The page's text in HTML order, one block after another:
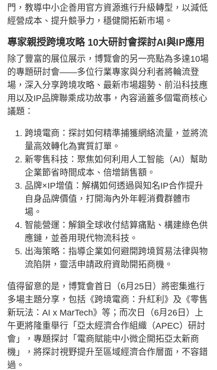
門，教導中小企善用官方資源進行升級轉型，以減低
經營成本、提升競爭力，穩健開拓新市場。
專家親授跨境攻略 10大研討會探討AI與IP應用
除了豐富的展位展示，博覽會的另一亮點為多達10場
的專題研討會——多位行業專家與分利者將輪流登
場，深入分享跨境攻略、最新市場趨勢、前沿科技應
用以及IP品牌聯乘成功故事，內容涵蓋多個電商核心
議題：
跨境電商：探討如何精準捕獲網絡流量，並將流
量高效轉化為實質訂單。
新零售科技：聚焦如何利用人工智能（AI）幫助
企業節省時間成本、倍增銷售額。
品牌×IP增值：解構如何透過與知名IP合作提升
自身品牌價值，打開海內外年輕消費群體市
場。
智能營運：解鎖全球收付結算痛點、構建綠色供
應鏈，並善用現代物流科技。
出海策略：指導企業如何避開跨境貿易法律與物
流陷阱，靈活申請政府資助開拓商機。
值得留意的是，博覽會首日（6月25日）將密集進行
多場主題分享，包括《跨境電商：升紅利》及《零售
新玩法：AI x MarTech》等；而次日（6月26日）上
午更將隆重舉行「亞太經濟合作組織（APEC）研討
會」，專題探討「電商賦能中小微企開拓亞太新商
機」，將探討視野提升至區域經濟合作層面，不容錯
過。